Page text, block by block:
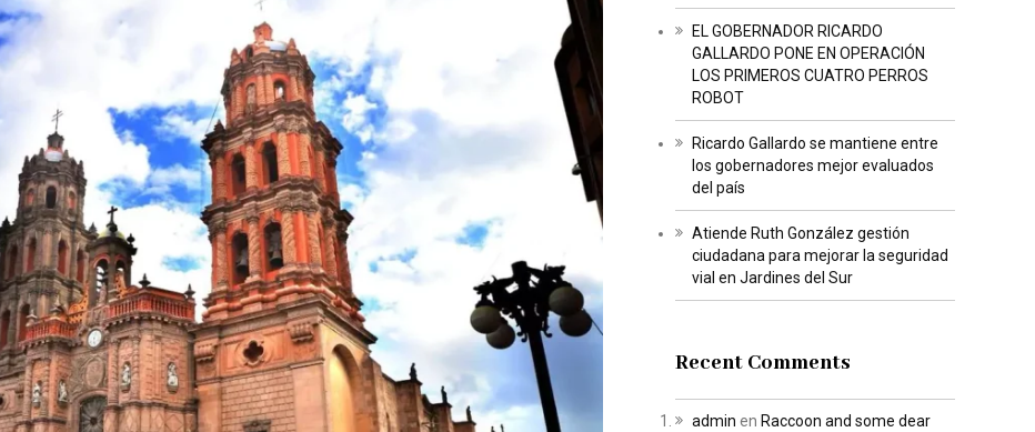
EL GOBERNADOR RICARDO
GALLARDO PONE EN OPERACIÓN
LOS PRIMEROS CUATRO PERROS
ROBOT
Ricardo Gallardo se mantiene entre
los gobernadores mejor evaluados
del país
Atiende Ruth González gestión
ciudadana para mejorar la seguridad
vial en Jardines del Sur
Recent Comments
admin en Raccoon and some dear